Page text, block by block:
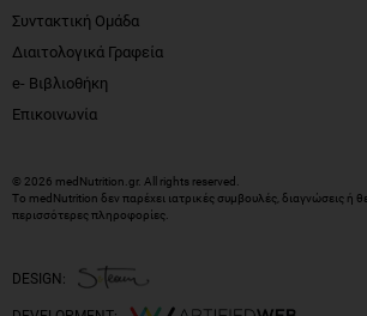
Συντακτική Ομάδα
Διαιτολογικά Γραφεία
e- Βιβλιοθήκη
Επικοινωνία
© 2026 medNutrition.gr. All rights reserved.
Το medNutrition δεν παρέχει ιατρικές συμβουλές, διαγνώσεις ή
περισσότερες πληροφορίες
DESIGN: